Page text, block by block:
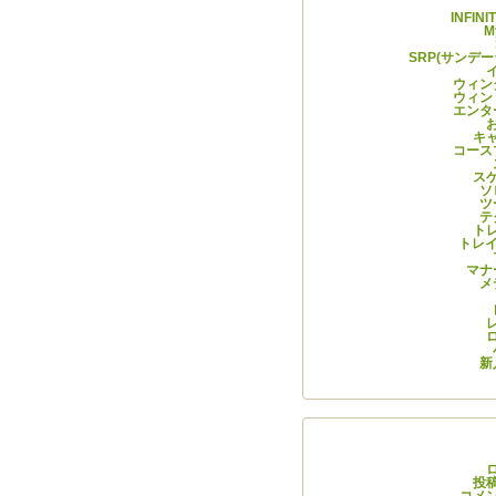
SRP(サンデ
ウィ
ウィ
エンタ
キ
コー
ス
ソ
ツ
テ
ト
トレ
マ
メ
新
投